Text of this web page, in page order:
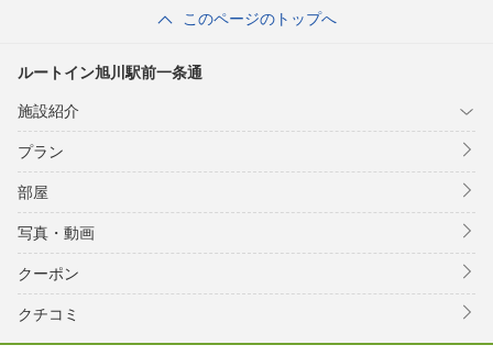
このページのトップへ
ルートイン旭川駅前一条通
施設紹介
プラン
部屋
写真・動画
クーポン
クチコミ